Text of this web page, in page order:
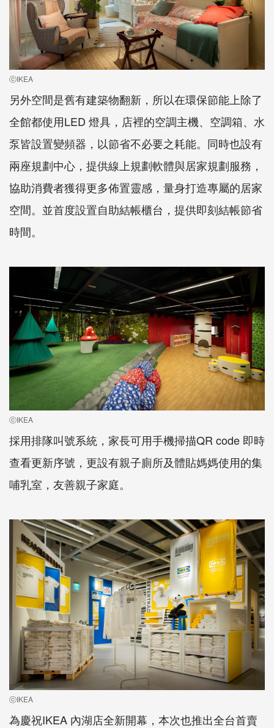
ⓒIKEA
另外空間是舊有建築物翻新，所以在環保節能上除了
全館都使用LED 燈具，店裡的空調主機、空調箱、水
泵皆設置變頻器，以節省不必要之耗能。同時也設有
兩座規劃中心，提供線上規劃軟體與居家規劃服務，
協助消費者獲得更多佈置靈感，量身打造專屬的居家
空間。並首度設置自助結帳櫃台，提供即刻結帳節省
時間。
ⓒIKEA
採用排隊叫號系統，家長可用手機掃描QR code 即時
查看更新序號，更設有親子廁所及體貼媽媽使用的集
哺乳室，友善親子家庭。
ⓒIKEA
為慶祝IKEA 內湖店全新開幕，本次也推出全台首賣